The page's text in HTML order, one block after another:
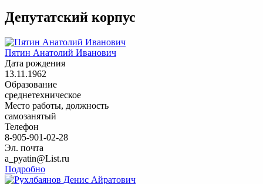
Депутатский корпус
Пятин Анатолий Иванович
Дата рождения
13.11.1962
Образование
среднетехническое
Место работы, должность
самозанятый
Телефон
8-905-901-02-28
Эл. почта
a_pyatin@List.ru
Подробно